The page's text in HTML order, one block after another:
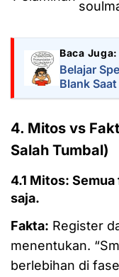
Baca Juga:
Belajar
Blank
4. Mitos vs
Salah Tumbal)
4.1 Mitos:
saja.
Fakta: Register
menentukan.
berlebihan di